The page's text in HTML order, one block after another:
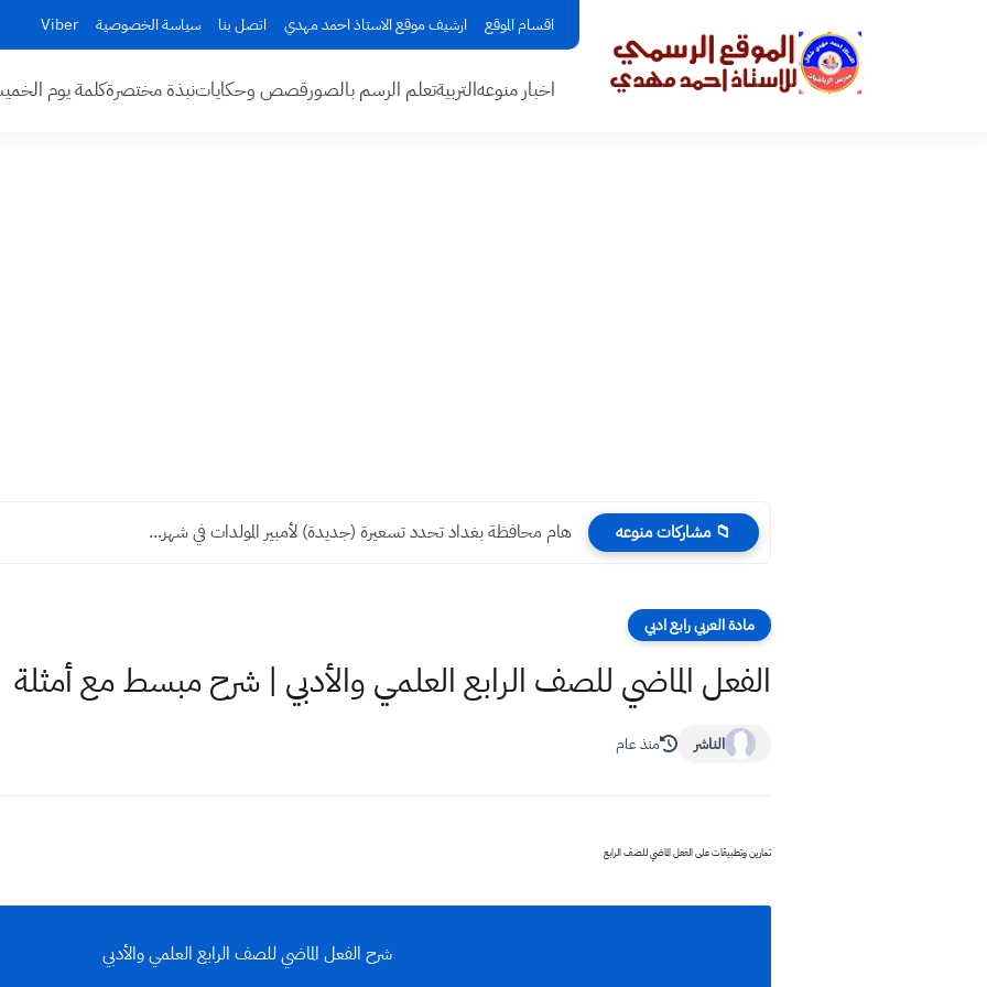
اقسام الموقع ارشيف موقع الاستاذ احمد مهدي اتصل بنا سياسة الخصوصية Viber
اخبار منوعهالتربيةتعلم الرسم بالصورقصص وحكاياتنبذة مختصرةكلمة يوم
📁 مشاركات منوعه هام محافظة بغداد تحدد تسعيرة (جديدة) لأمبير المولدات في شهر...
مادة العربي رابع ادبي
الفعل الماضي للصف الرابع العلمي والأدبي | شرح مبسط مع أمثلة
الناشر منذ عام
تمارين وتطبيقات على الفعل الماضي للصف الرابع
شرح الفعل الماضي للصف الرابع العلمي والأدبي